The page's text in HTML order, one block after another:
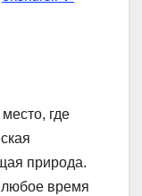
где
природа.
любое время